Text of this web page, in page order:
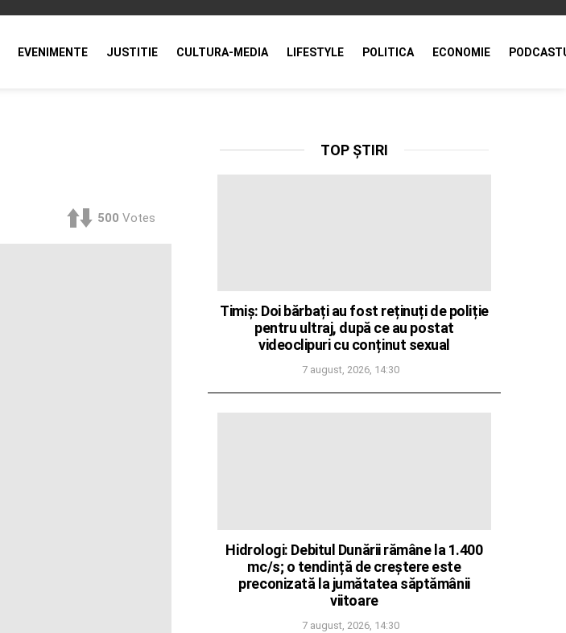
EVENIMENTE JUSTITIE CULTURA-MEDIA LIFESTYLE POLITICA ECONOMIE
500 Votes
TOP ȘTIRI
Timiș: Doi bărbați au fost reținuți de poliție
pentru ultraj, după ce au postat
videoclipuri cu conținut sexual
7 august, 2026, 14:30
Hidrologi: Debitul Dunării rămâne la 1.400
mc/s; o tendință de creștere este
preconizată la jumătatea săptămânii
viitoare
7 august, 2026, 14:30